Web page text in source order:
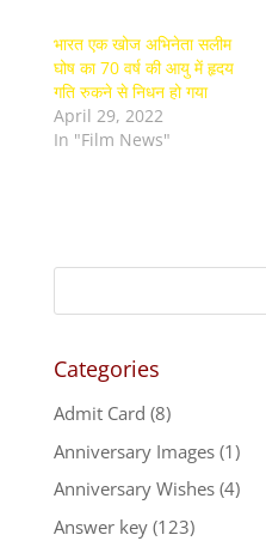
भारत एक खोज अभिनेता सलीम
घोष का 70 वर्ष की आयु में हृदय
गति रुकने से निधन हो गया
April 29, 2022
In "Film News"
Categories
Admit Card (8)
Anniversary Images(1)
Anniversary Wishes(4)
Answer key(123)